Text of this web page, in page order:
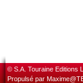
© S.A. Touraine Editions
Propulsé par